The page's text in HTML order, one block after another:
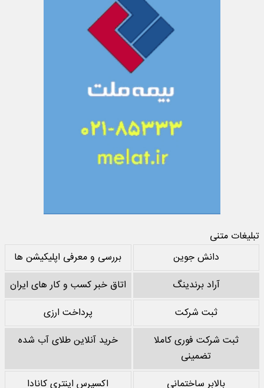
تبلیغات متنی
دانش جوین
بررسی و معرفی اپلیکیشن ها
آراد برندینگ
اتاق خبر کسب و کار های ایران
ثبت شرکت
پرداخت ارزی
ثبت شرکت فوری کاملا
تضمینی
خرید آنلاین طلای آب شده
بالابر ساختمانی اکسپرس اینتری کانادا